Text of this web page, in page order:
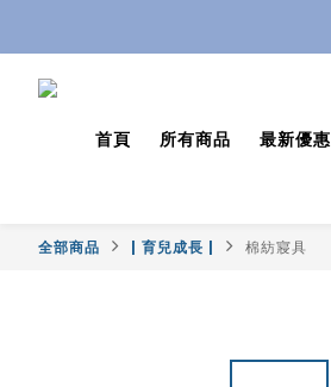
首頁 所有商品 最新優惠
全部商品 | 育兒成長 | 棉紡寢具